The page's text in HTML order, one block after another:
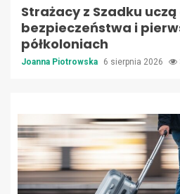
Strażacy z Szadku
bezpieczeństwa i
półkoloniach
Joanna Piotrowska 6 sierpnia 2026